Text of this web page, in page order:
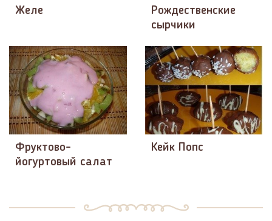
Желе
Рождественские
сырчики
Фруктово-
йогуртовый салат
Кейк Попс